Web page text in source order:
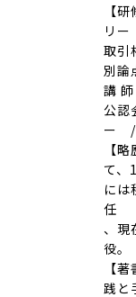
【
リ
取引
別論
講
公認
ー /
【
て、
には
任
、現
役。
【
践と